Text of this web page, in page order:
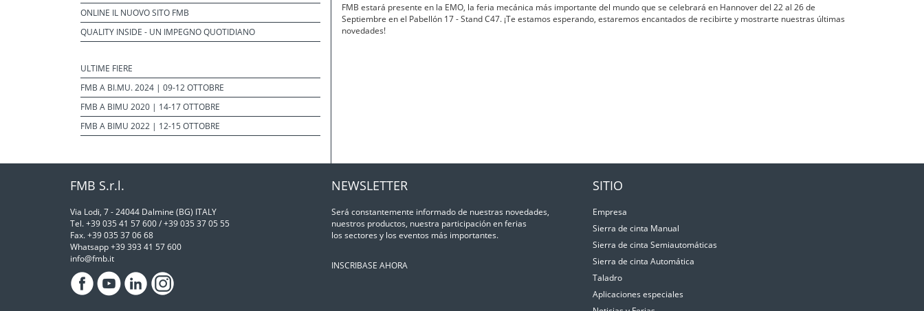
ONLINE IL NUOVO SITO FMB
QUALITY INSIDE - UN IMPEGNO QUOTIDIANO
ULTIME FIERE
FMB A BI.MU. 2024 | 09-12 OTTOBRE
FMB A BIMU 2020 | 14-17 OTTOBRE
FMB A BIMU 2022 | 12-15 OTTOBRE
FMB estará presente en la EMO, la feria mecánica más importante del mundo que se celebrará en Hannover del 22 al 26 de
Septiembre en el Pabellón 17 - Stand C47. ¡Te estamos esperando, estaremos encantados de recibirte y mostrarte nuestras últimas
novedades!
FMB S.r.l.
Via Lodi, 7 - 24044 Dalmine (BG) ITALY
Tel. +39 035 41 57 600 / +39 035 37 05 55
Fax. +39 035 37 06 68
Whatsapp +39 393 41 57 600
info@fmb.it
NEWSLETTER
Será constantemente informado de nuestras novedades,
nuestros productos, nuestra participación en ferias
los sectores y los eventos más importantes.
INSCRIBASE AHORA
SITIO
Empresa
Sierra de cinta Manual
Sierra de cinta Semiautomáticas
Sierra de cinta Automática
Taladro
Aplicaciones especiales